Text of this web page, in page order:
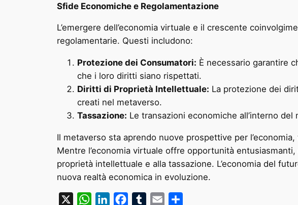
Sfide Economiche e Regolamentazione
L’emergere dell’economia virtuale e il crescente
regolamentarie. Questi includono:
Protezione dei Consumatori: È necessario garantire
che i loro diritti siano rispettati.
Diritti di Proprietà Intellettuale: La protezione dei
creati nel metaverso.
Tassazione: Le transazioni economiche all’interno
Il metaverso sta aprendo nuove prospettive per
Mentre l’economia virtuale offre opportunità
proprietà intellettuale e alla tassazione. L’economia del
nuova realtà economica in evoluzione.
WhatsAppLinkedInFacebookTumblrEmail